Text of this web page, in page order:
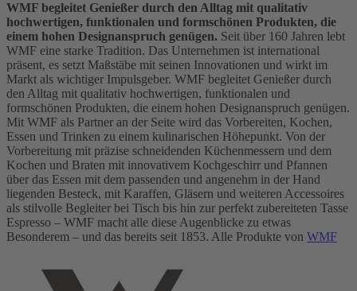
WMF begleitet Genießer durch den Alltag mit qualitativ
hochwertigen, funktionalen und formschönen Produkten, die
einem hohen Designanspruch genügen. Seit über 160 Jahren lebt
WMF eine starke Tradition. Das Unternehmen ist international
präsent, es setzt Maßstäbe mit seinen Innovationen und wirkt im
Markt als wichtiger Impulsgeber. WMF begleitet Genießer durch
den Alltag mit qualitativ hochwertigen, funktionalen und
formschönen Produkten, die einem hohen Designanspruch genügen.
Mit WMF als Partner an der Seite wird das Vorbereiten, Kochen,
Essen und Trinken zu einem kulinarischen Höhepunkt. Von der
Vorbereitung mit präzise schneidenden Küchenmessern und dem
Kochen und Braten mit innovativem Kochgeschirr und Pfannen
über das Essen mit dem passenden und angenehm in der Hand
liegenden Besteck, mit Karaffen, Gläsern und weiteren Accessoires
als stilvolle Begleiter bei Tisch bis hin zur perfekt zubereiteten Tasse
Espresso – WMF macht alle diese Augenblicke zu etwas
Besonderem – und das bereits seit 1853. Alle Produkte von WMF